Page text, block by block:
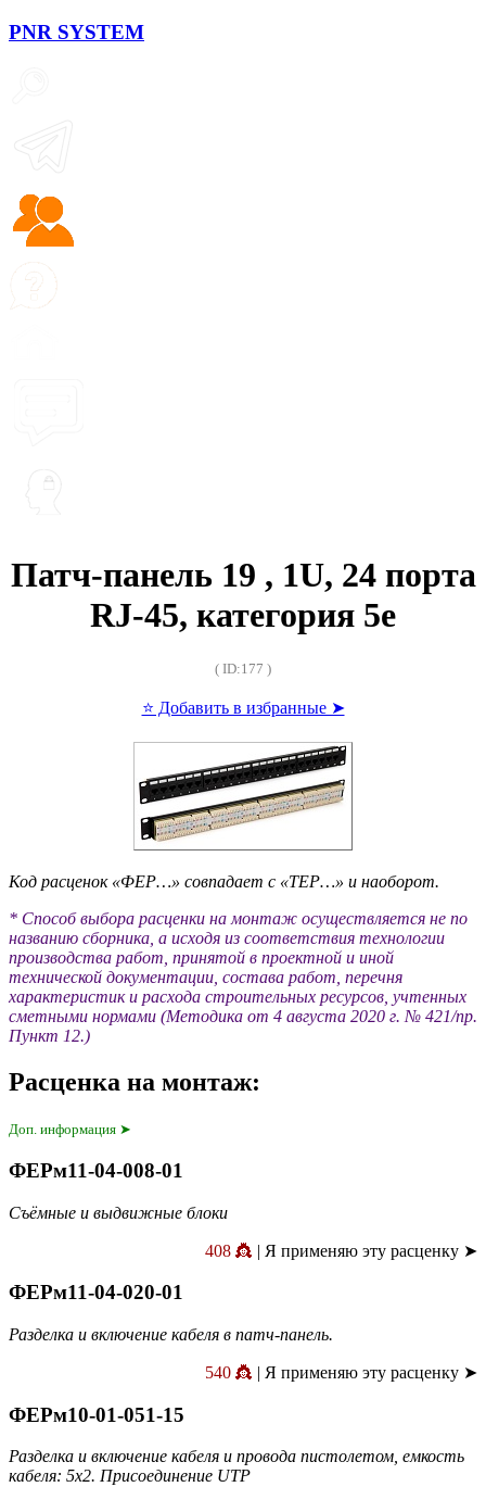
PNR SYSTEM
Патч-панель 19 , 1U, 24 порта
RJ-45, категория 5e
( ID:177 )
⭐ Добавить в избранные ➤
Код расценок «ФЕР…» совпадает с «ТЕР…» и наоборот.
* Способ выбора расценки на монтаж осуществляется не по
названию сборника, а исходя из соответствия технологии
производства работ, принятой в проектной и иной
технической документации, состава работ, перечня
характеристик и расхода строительных ресурсов, учтенных
сметными нормами (Методика от 4 августа 2020 г. № 421/пр.
Пункт 12.)
Расценка на монтаж:
Доп. информация ➤
ФЕРм11-04-008-01
Съёмные и выдвижные блоки
408 👸 | Я применяю эту расценку ➤
ФЕРм11-04-020-01
Разделка и включение кабеля в патч-панель.
540 👸 | Я применяю эту расценку ➤
ФЕРм10-01-051-15
Разделка и включение кабеля и провода пистолетом, емкость
кабеля: 5х2. Присоединение UTP